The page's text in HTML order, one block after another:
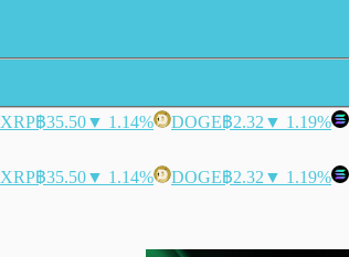
XRP฿35.50▼ 1.14% DOGE฿2.32 ▼ 1.19%
XRP฿35.50▼ 1.14% DOGE฿2.32 ▼ 1.19%